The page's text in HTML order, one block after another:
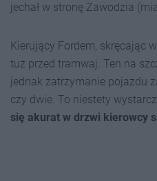
jechał w stronę Zawodzia
Kierujący Fordem, skręcając
tuż przed tramwaj. Ten na
jednak zatrzymanie pojazdu
czy dwie. To niestety
się akurat w drzwi kierowcy